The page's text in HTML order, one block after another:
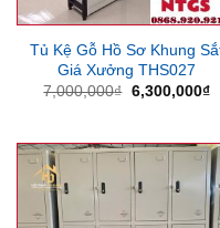
Tủ Kệ Gỗ Hồ Sơ Khung
Giá Xưởng THS027
7,000,000₫ Giá
6,300,000₫